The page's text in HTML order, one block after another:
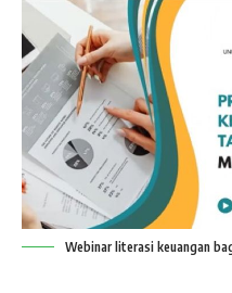
Webinar literasi keuangan